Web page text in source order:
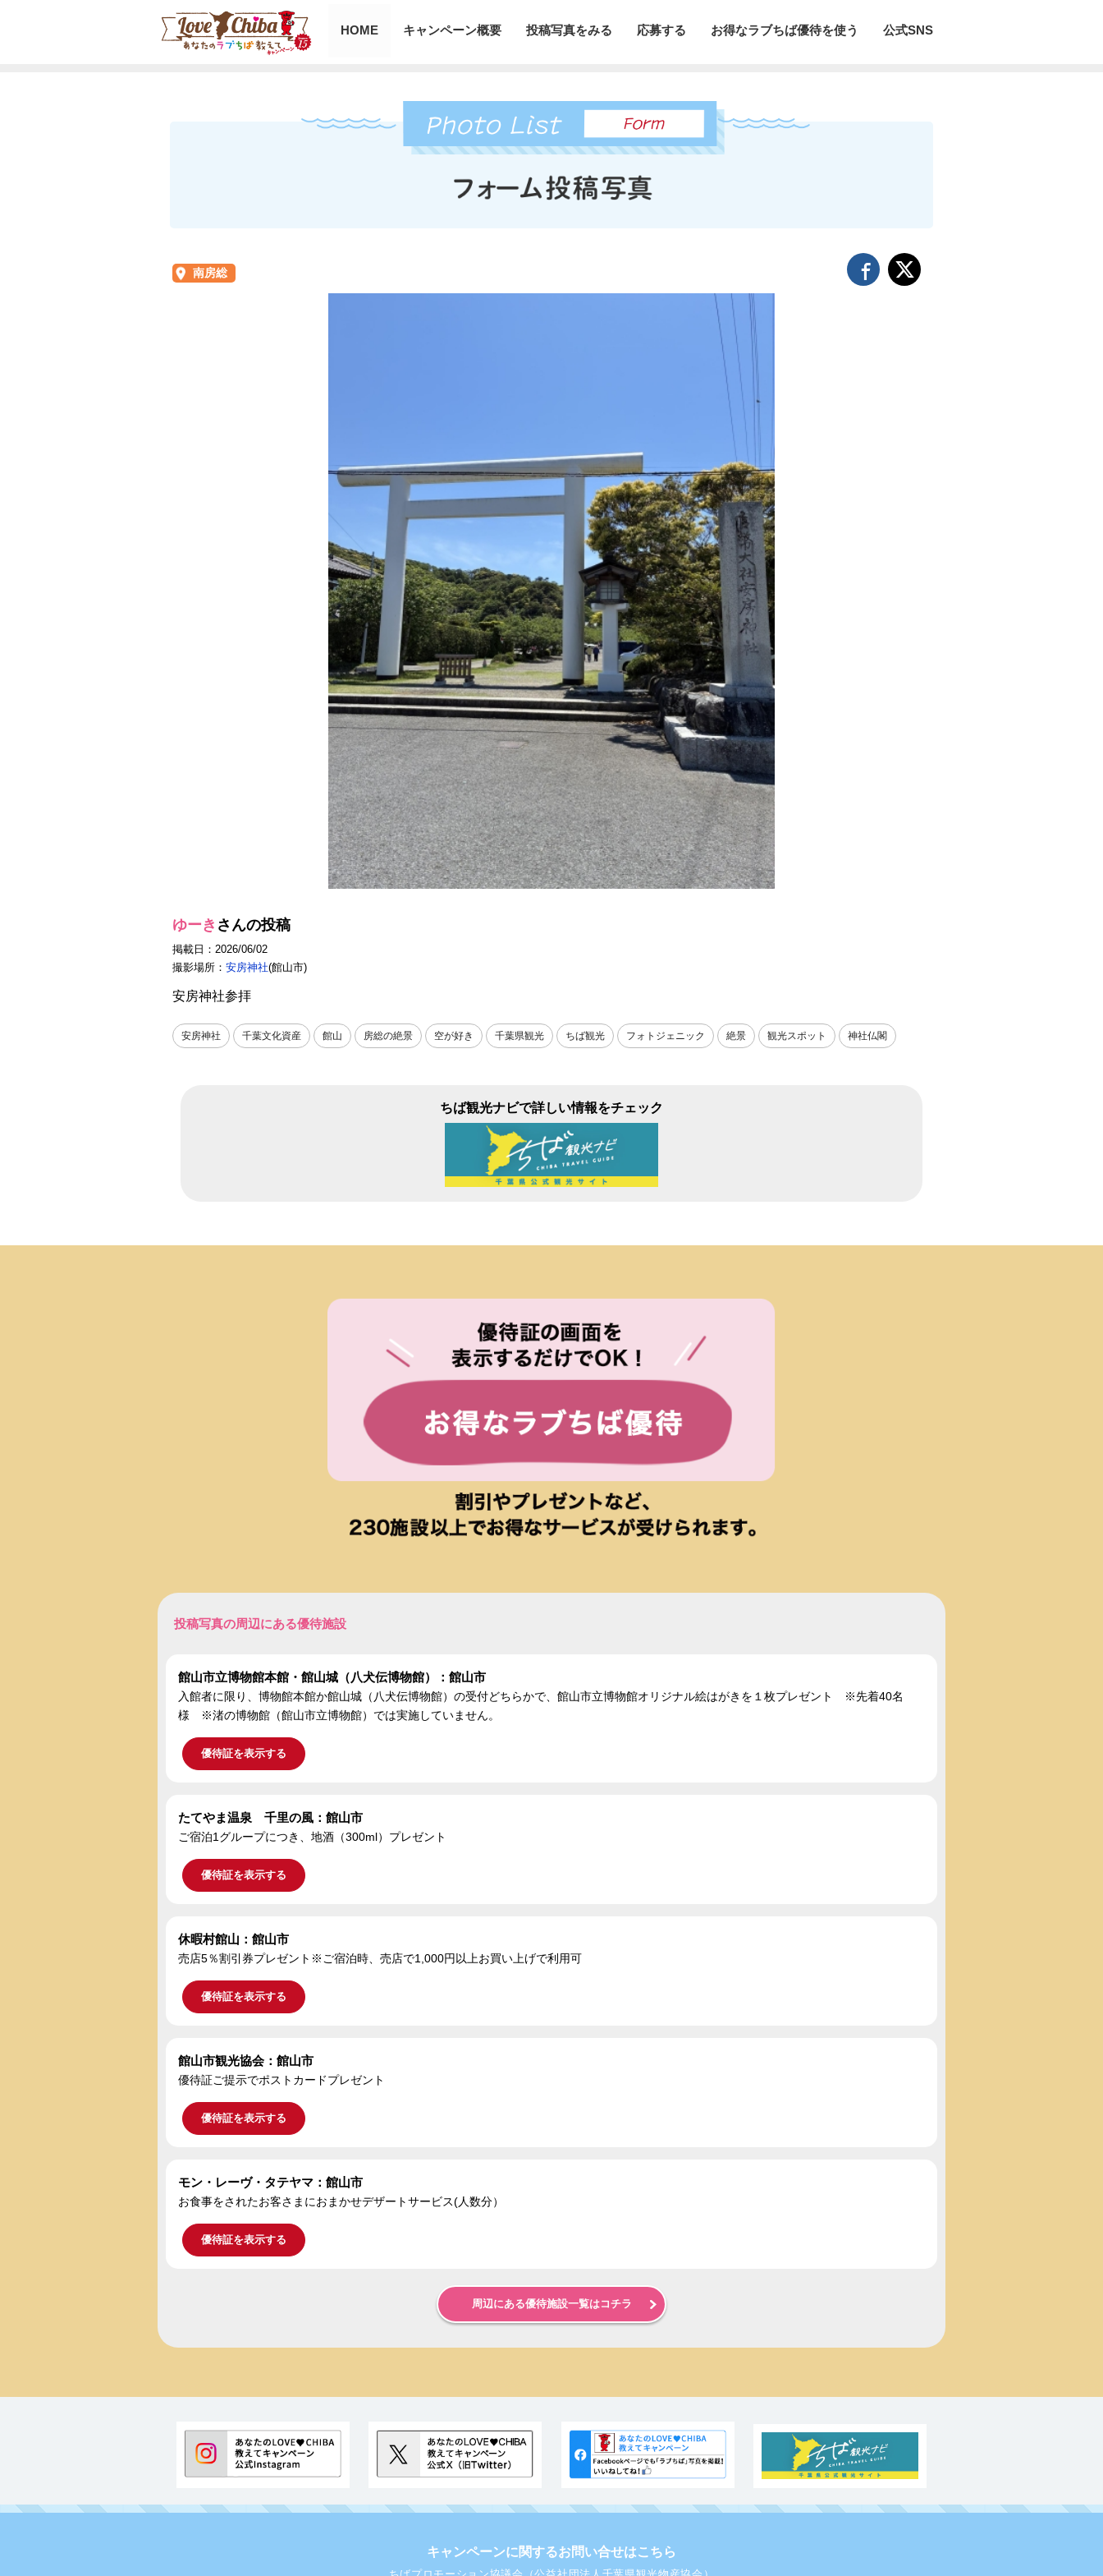
HOME キャンペーン概要 投稿写真をみる 応募する お得なラブちば優待を使う 公式SNS
南房総
ゆーき さんの投稿
掲載日：2026/06/02
撮影場所： 安房神社(館山市)
安房神社参拝
安房神社 千葉文化資産 館山 房総の絶景 空が好き 千葉県観光 ちば観光 フォトジェニック 絶景 観光スポット 神社仏閣
ちば観光ナビで詳しい情報をチェック
投稿写真の周辺にある優待施設
館山市立博物館本館・館山城（八犬伝博物館）：館山市
入館者に限り、博物館本館か館山城（八犬伝博物館）の受付どちらかで、館山市立博物館オリジナル絵はがきを１枚プレゼント ※先着40名
様 ※渚の博物館（館山市立博物館）では実施していません。
優待証を表示する
たてやま温泉 千里の風：館山市
ご宿泊1グループにつき、地酒（300ml）プレゼント
優待証を表示する
休暇村館山：館山市
売店5％割引券プレゼント※ご宿泊時、売店で1,000円以上お買い上げで利用可
優待証を表示する
館山市観光協会：館山市
優待証ご提示でポストカードプレゼント
優待証を表示する
モン・レーヴ・タテヤマ：館山市
お食事をされたお客さまにおまかせデザートサービス(人数分）
優待証を表示する
周辺にある優待施設一覧はコチラ
キャンペーンに関するお問い合せはこちら